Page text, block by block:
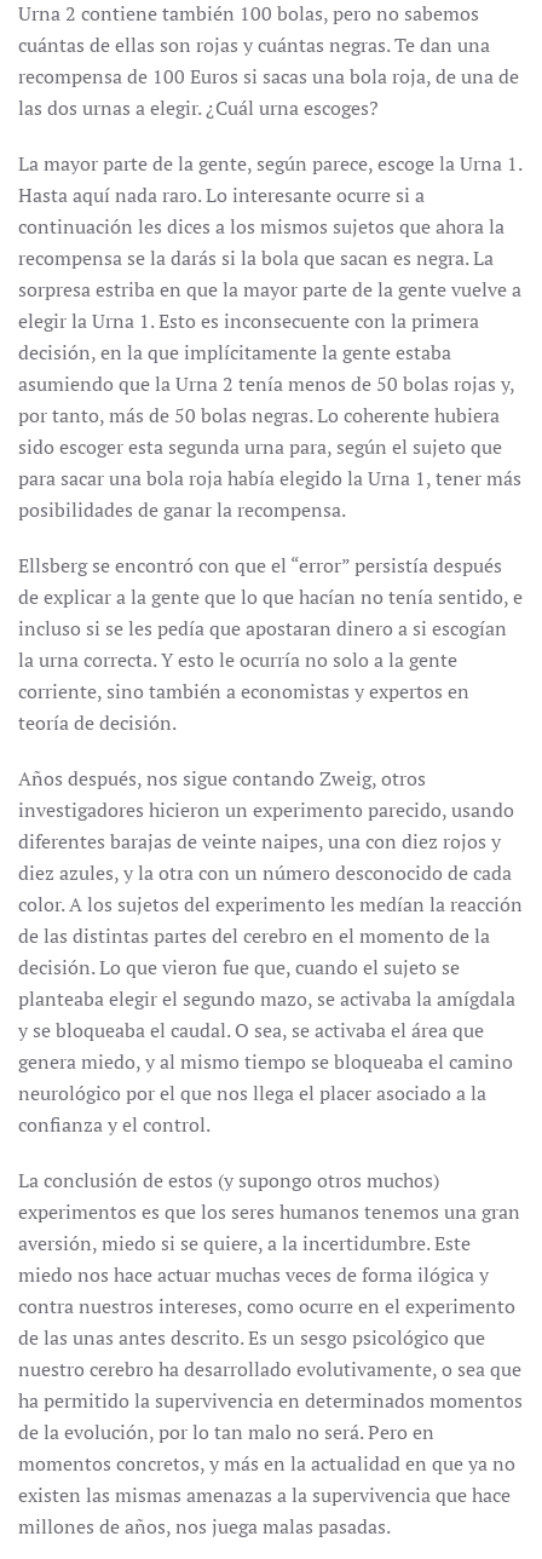
Urna 2 contiene también 100 bolas, pero no sabemos
cuántas de ellas son rojas y cuántas negras. Te dan una
recompensa de 100 Euros si sacas una bola roja, de una de
las dos urnas a elegir. ¿Cuál urna escoges?
La mayor parte de la gente, según parece, escoge la Urna 1.
Hasta aquí nada raro. Lo interesante ocurre si a
continuación les dices a los mismos sujetos que ahora la
recompensa se la darás si la bola que sacan es negra. La
sorpresa estriba en que la mayor parte de la gente vuelve a
elegir la Urna 1. Esto es inconsecuente con la primera
decisión, en la que implícitamente la gente estaba
asumiendo que la Urna 2 tenía menos de 50 bolas rojas y,
por tanto, más de 50 bolas negras. Lo coherente hubiera
sido escoger esta segunda urna para, según el sujeto que
para sacar una bola roja había elegido la Urna 1, tener más
posibilidades de ganar la recompensa.
Ellsberg se encontró con que el “error” persistía después
de explicar a la gente que lo que hacían no tenía sentido, e
incluso si se les pedía que apostaran dinero a si escogían
la urna correcta. Y esto le ocurría no solo a la gente
corriente, sino también a economistas y expertos en
teoría de decisión.
Años después, nos sigue contando Zweig, otros
investigadores hicieron un experimento parecido, usando
diferentes barajas de veinte naipes, una con diez rojos y
diez azules, y la otra con un número desconocido de cada
color. A los sujetos del experimento les medían la reacción
de las distintas partes del cerebro en el momento de la
decisión. Lo que vieron fue que, cuando el sujeto se
planteaba elegir el segundo mazo, se activaba la amígdala
y se bloqueaba el caudal. O sea, se activaba el área que
genera miedo, y al mismo tiempo se bloqueaba el camino
neurológico por el que nos llega el placer asociado a la
confianza y el control.
La conclusión de estos (y supongo otros muchos)
experimentos es que los seres humanos tenemos una gran
aversión, miedo si se quiere, a la incertidumbre. Este
miedo nos hace actuar muchas veces de forma ilógica y
contra nuestros intereses, como ocurre en el experimento
de las unas antes descrito. Es un sesgo psicológico que
nuestro cerebro ha desarrollado evolutivamente, o sea que
ha permitido la supervivencia en determinados momentos
de la evolución, por lo tan malo no será. Pero en
momentos concretos, y más en la actualidad en que ya no
existen las mismas amenazas a la supervivencia que hace
millones de años, nos juega malas pasadas.